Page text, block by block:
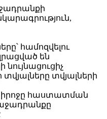
համոզվելու
են
տվյալների
հաստատման